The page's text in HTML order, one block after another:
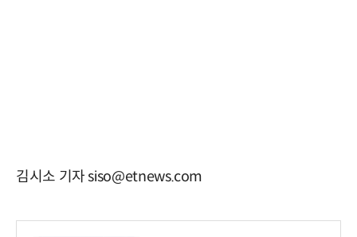
김시소 기자 siso@etnews.com